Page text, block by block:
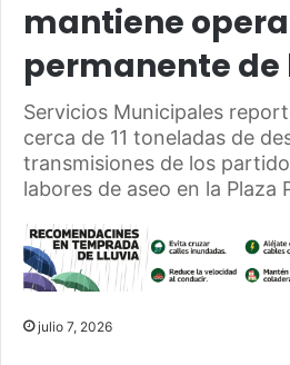
mantiene
permanente de
Servicios Municipales
cerca de 11 toneladas de
transmisiones de los
labores de aseo en la Plaza
julio 7, 2026